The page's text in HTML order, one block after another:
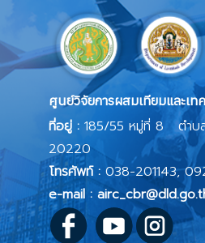
ศูนย์วิจัยการผสมเทียมและเท
ที่อยู่ :185/55 หมู่ที่ 8 ตำบ
20220
โทรศัพท์ :038-201143,
e-mail :